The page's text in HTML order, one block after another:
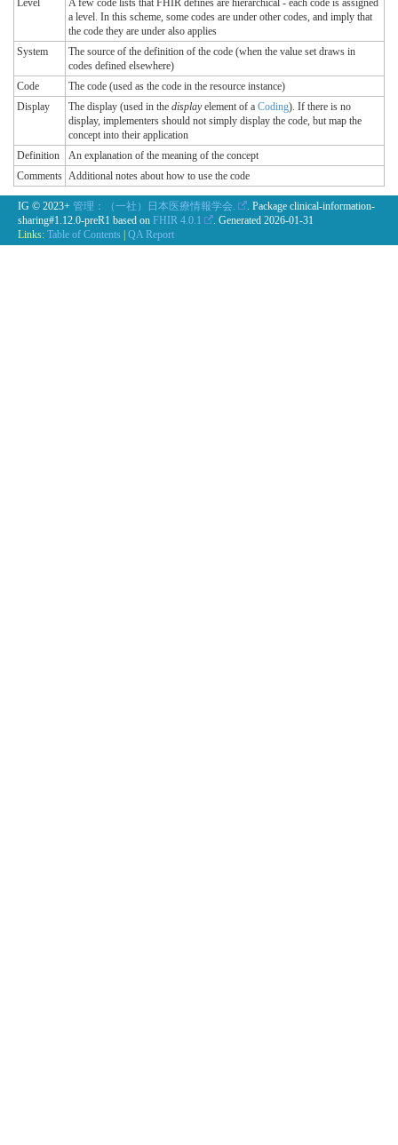
Level
A few code lists that FHIR defines are hierarchical - each code is assigned
a level. In this scheme, some codes are under other codes, and imply that
the code they are under also applies
System
The source of the definition of the code (when the value set draws in
codes defined elsewhere)
Code
The code (used as the code in the resource instance)
Display
The display (used in the displayelement of a Coding). If there is no
display, implementers should not simply display the code, but map the
concept into their application
Definition
An explanation of the meaning of the concept
Comments Additional notes about how to use the code
IG © 2023+ 管理：（一社）日本医療情報学会.
. Package clinical-information-
sharing#1.12.0-preR1 based on FHIR 4.0.1 . Generated 2026-01-31
Links: Table of Contents QA Report